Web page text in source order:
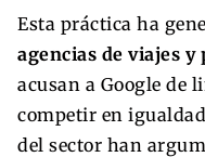
Esta práctica ha
agencias de viajes y
acusan a Google de
competir en
del sector han